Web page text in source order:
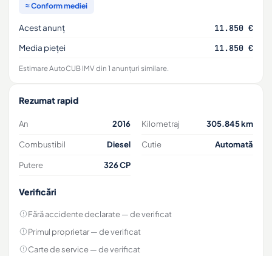
≈ Conform mediei
Acest anunț 11.850 €
Media pieței 11.850 €
Estimare AutoCUB IMV din 1 anunțuri similare.
Rezumat rapid
An 2016 Kilometraj 305.845 km
Combustibil Diesel Cutie Automată
Putere 326 CP
Verificări
Fără accidente declarate— de verificat
Primul proprietar— de verificat
Carte de service— de verificat